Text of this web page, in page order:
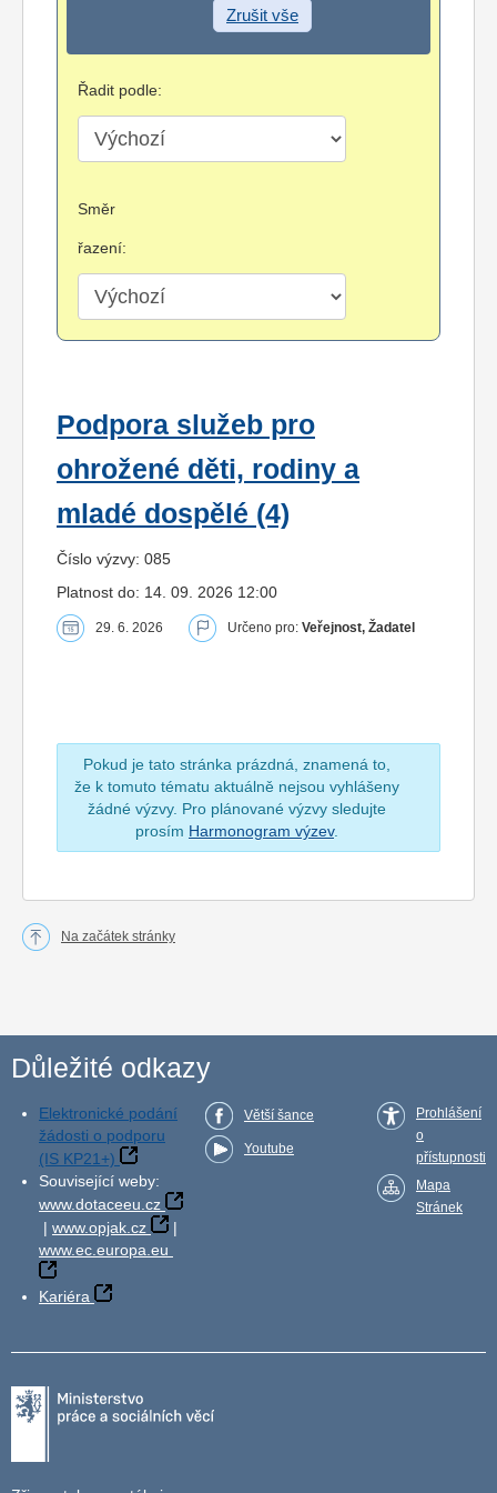
Zrušit vše
Řadit podle:
Směr
řazení:
Podpora služeb pro
ohrožené děti, rodiny a
mladé dospělé (4)
Číslo výzvy: 085
Platnost do: 14. 09. 2026 12:00
29. 6. 2026 Určeno pro: Veřejnost, Žadatel
Pokud je tato stránka prázdná, znamená to,
že k tomuto tématu aktuálně nejsou vyhlášeny
žádné výzvy. Pro plánované výzvy sledujte
prosím Harmonogram výzev.
Na začátek stránky
Důležité odkazy
Elektronické podání
žádosti o podporu
(IS KP21+)
Související weby:
www.dotaceeu.cz
| www.opjak.cz
|
www.ec.europa.eu
Kariéra
Větší šance
Youtube
Prohlášení
o
přístupnosti
Mapa
Stránek